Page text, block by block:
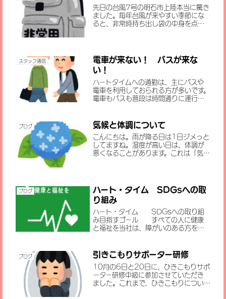
先日の台風7号の明石市上陸本当に驚き
ました。毎年台風が来やすい季節にな
ると、非常時持ち出し袋の中身を点検
と目にした、警視庁警備日災害対...
スタッフ通信
電車が来ない！ バスが来な
い！
ハートタイムへの通勤は、主にバスや
電車を利用しておられる方が多いです。
電車もバスも普段は時間通りに運行さ
たり進まなかったりすることがありま
すね。そんな時にはみなさんきちん...
ブログ 気候と体調について
こんにちは。雨が降る日は1日ジメっと
してますね。湿度が高い日は、体調が
悪くなることがあります。これは「気象
なるため、うつ熱や局所の冷えな...
ブログ
ハート・タイム SDGsへの取
り組み
ハート・タイム SDGsへの取り組
み目指すゴール すべての人に健康
と福祉を当社は、障がいのある方を通
まいります。目指すゴールと自社の活動
の関係 市役所や民間企業などが行...
ブログ 引きこもりサポーター研修
10月の6日と20日に、ひきこもりサポ
ーター研修中級に参加させていただき
ました。これまで、ひきこもりについ